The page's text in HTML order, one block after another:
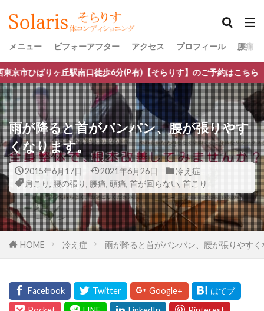
メニュー ビフォーアフター アクセス プロフィール 腰痛
口徒歩6分(P有)【そらりす】のご予約はこちら
雨が降ると首がパンパン、腰が張りやす
くなります。
2015年6月17日 2021年6月26日
冷え症
肩こり, 腰の張り, 腰痛, 頭痛, 首が回らない, 首こり
HOME 冷え症 雨が降ると首がパンパン、腰が張りやす